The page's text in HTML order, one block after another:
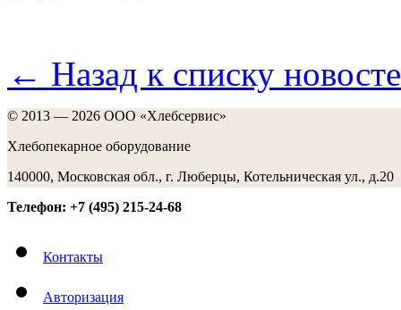
← Назад к списку
© 2013 — 2026 ООО «Хлебсервис»
Хлебопекарное оборудование
140000, Московская обл., г. Люберцы, Котельническая ул., д.20
Телефон: +7 (495) 215-24-68
Контакты
Авторизация